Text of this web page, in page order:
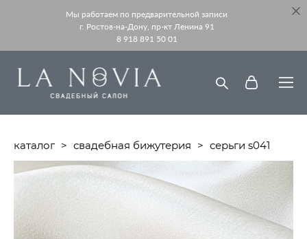
Мы работаем по предварительной записи
г. Ростов-на-Дону, пр-кт Ленина 91
8 918 891 50 01
каталог > свадебная бижутерия > серьги s041